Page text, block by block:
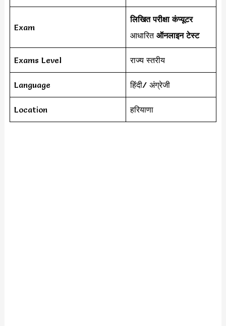
Exam
लिखित परीक्षा कंप्यूटर
आधारित ऑनलाइन टेस्ट
Exams Level राज्य स्तरीय
Language हिंदी/ अंग्रेजी
Location हरियाणा